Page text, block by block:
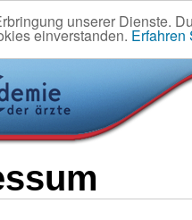
unserer Dienste.
einverstanden. Erfahren